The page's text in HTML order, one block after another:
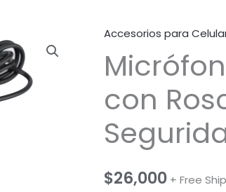
Accesorios para
con
$26,000 + Free